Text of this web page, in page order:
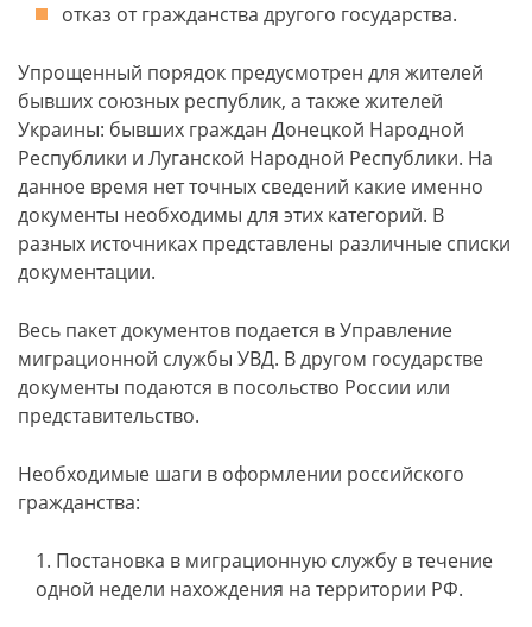
отказ от гражданства другого государства.
Упрощенный порядок предусмотрен для жителей
бывших союзных республик, а также жителей
Украины: бывших граждан Донецкой Народной
Республики и Луганской Народной Республики. На
данное время нет точных сведений какие именно
документы необходимы для этих категорий. В
разных источниках представлены различные списки
документации.
Весь пакет документов подается в Управление
миграционной службы УВД. В другом государстве
документы подаются в посольство России или
представительство.
Необходимые шаги в оформлении российского
гражданства:
Постановка в миграционную службу в течение
одной недели нахождения на территории РФ.